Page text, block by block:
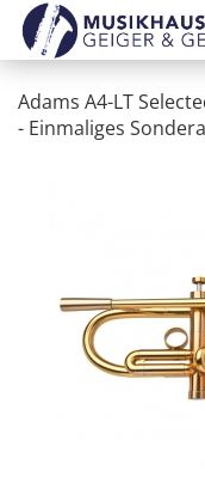
Adams A4-LT
- Einmaliges